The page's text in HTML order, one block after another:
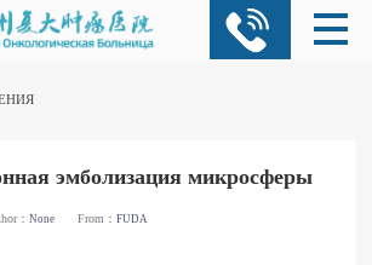
эмболизация микросферы
：None From： FUDA